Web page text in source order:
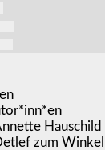
Hauschild
zum Winkel